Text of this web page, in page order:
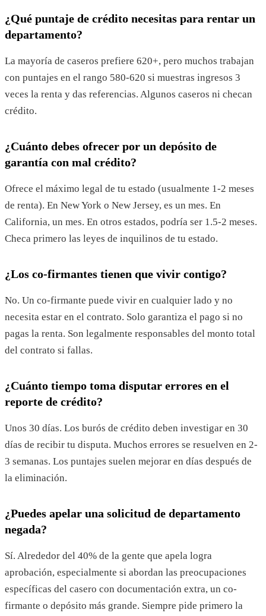
¿Qué puntaje de crédito necesitas para rentar un
departamento?
La mayoría de caseros prefiere 620+, pero muchos trabajan
con puntajes en el rango 580-620 si muestras ingresos 3
veces la renta y das referencias. Algunos caseros ni checan
crédito.
¿Cuánto debes ofrecer por un depósito de
garantía con mal crédito?
Ofrece el máximo legal de tu estado (usualmente 1-2 meses
de renta). En New York o New Jersey, es un mes. En
California, un mes. En otros estados, podría ser 1.5-2 meses.
Checa primero las leyes de inquilinos de tu estado.
¿Los co-firmantes tienen que vivir contigo?
No. Un co-firmante puede vivir en cualquier lado y no
necesita estar en el contrato. Solo garantiza el pago si no
pagas la renta. Son legalmente responsables del monto total
del contrato si fallas.
¿Cuánto tiempo toma disputar errores en el
reporte de crédito?
Unos 30 días. Los burós de crédito deben investigar en 30
días de recibir tu disputa. Muchos errores se resuelven en 2-
3 semanas. Los puntajes suelen mejorar en días después de
la eliminación.
¿Puedes apelar una solicitud de departamento
negada?
Sí. Alrededor del 40% de la gente que apela logra
aprobación, especialmente si abordan las preocupaciones
específicas del casero con documentación extra, un co-
firmante o depósito más grande. Siempre pide primero la